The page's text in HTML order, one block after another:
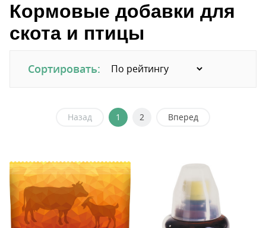
Кормовые добавки для
скота и птицы
Сортировать:
Назад 1 2 Вперед